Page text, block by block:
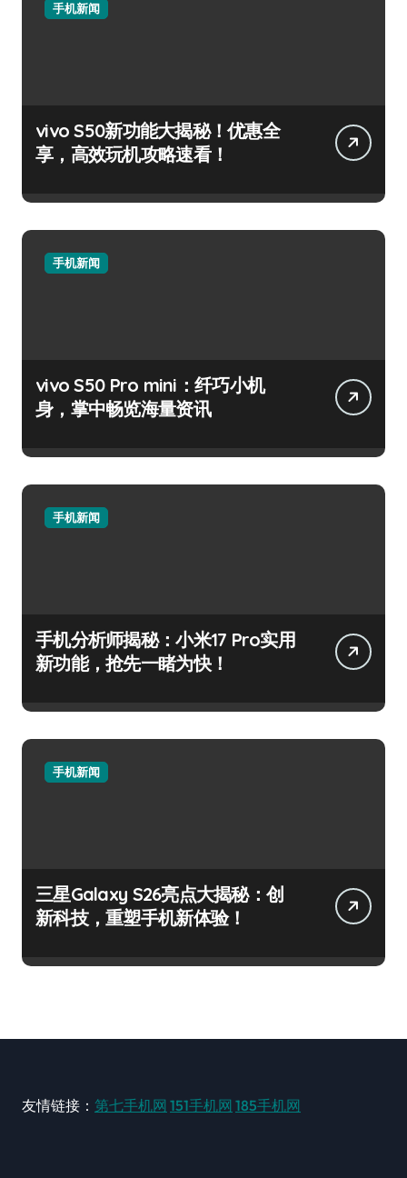
手机新闻
vivo S50新功能大揭秘！优惠全
享，高效玩机攻略速看！
手机新闻
vivo S50 Pro mini：纤巧小机
身，掌中畅览海量资讯
手机新闻
手机分析师揭秘：小米17 Pro实用
新功能，抢先一睹为快！
手机新闻
三星Galaxy S26亮点大揭秘：创
新科技，重塑手机新体验！
友情链接： 第七手机网 151手机网 185手机网